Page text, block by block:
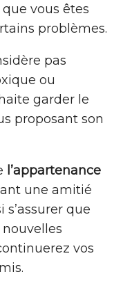
vous êtes
problèmes.
pas
ou
garder le
proposant son
l’appartenance
une amitié
s’assurer que
vos